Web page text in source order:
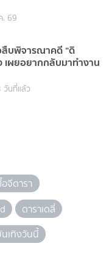
. 69
บพิจารณาคดี “ดิ
เผยอยากกลับมาทำงาน
วันที่แล้ว
ไอจีดารา
ดาราเดลี่
เทิงวันนี้